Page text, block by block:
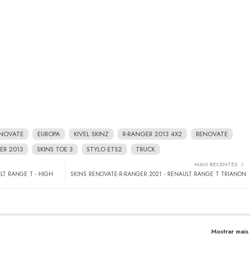
EUROPA KIVEL SKINZ R-RANGER 2013 4X2
RENOVATE
2013 SKINS TOE 3 STYLO ETS2 TRUCK
MAIS RECENTES
SKINS RENOVATE-R-RANGER 2021 - RENAULT RANGE T TRIANON
RANGE T - HIGH
Mostrar mais